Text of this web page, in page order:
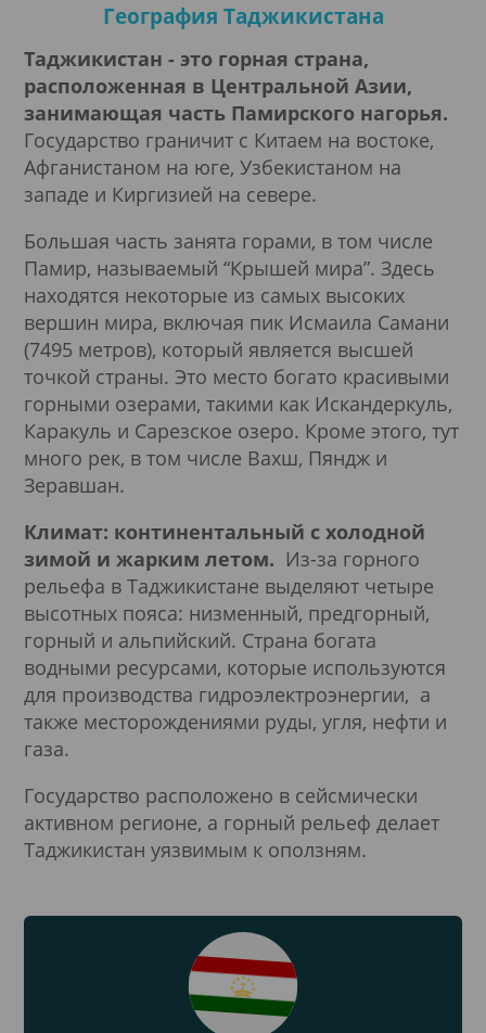
География Таджикистана
Таджикистан - это горная страна,
расположенная в Центральной Азии,
занимающая часть Памирского нагорья.
Государство граничит с Китаем на востоке,
Афганистаном на юге, Узбекистаном на
западе и Киргизией на севере.
Большая часть занята горами, в том числе
Памир, называемый “Крышей мира”. Здесь
находятся некоторые из самых высоких
вершин мира, включая пик Исмаила Самани
(7495 метров), который является высшей
точкой страны. Это место богато красивыми
горными озерами, такими как Искандеркуль,
Каракуль и Сарезское озеро. Кроме этого, тут
много рек, в том числе Вахш, Пяндж и
Зеравшан.
Климат: континентальный с холодной
зимой и жарким летом. Из-за горного
рельефа в Таджикистане выделяют четыре
высотных пояса: низменный, предгорный,
горный и альпийский. Страна богата
водными ресурсами, которые используются
для производства гидроэлектроэнергии, а
также месторождениями руды, угля, нефти и
газа.
Государство расположено в сейсмически
активном регионе, а горный рельеф делает
Таджикистан уязвимым к оползням.